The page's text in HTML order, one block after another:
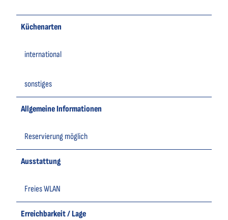
Küchenarten
international
sonstiges
Allgemeine Informationen
Reservierung möglich
Ausstattung
Freies WLAN
Erreichbarkeit / Lage